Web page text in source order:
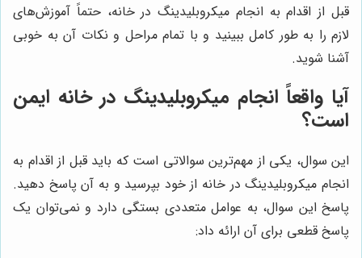
قبل از اقدام به انجام میکروبلیدینگ در خانه، حتماً آموزش‌های
لازم را به طور کامل ببینید و با تمام مراحل و نکات آن به خوبی
آشنا شوید.
آیا واقعاً انجام میکروبلیدینگ در خانه ایمن
است؟
این سوال، یکی از مهم‌ترین سوالاتی است که باید قبل از اقدام به
انجام میکروبلیدینگ در خانه از خود بپرسید و به آن پاسخ دهید.
پاسخ این سوال، به عوامل متعددی بستگی دارد و نمی‌توان یک
پاسخ قطعی برای آن ارائه داد: